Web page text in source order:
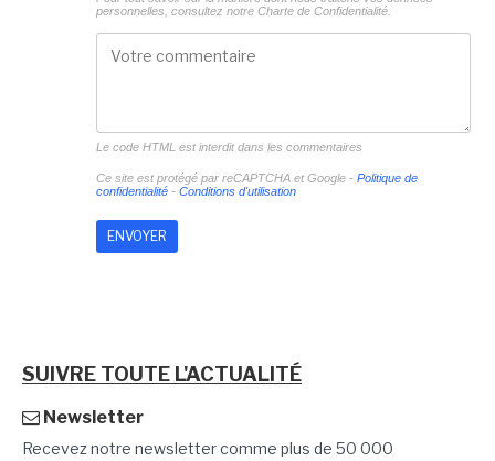
personnelles, consultez notre Charte de Confidentialité.
Le code HTML est interdit dans les commentaires
Ce site est protégé par reCAPTCHA et Google - Politique de
confidentialité- Conditions d'utilisation
SUIVRE TOUTE L'ACTUALITÉ
Newsletter
Recevez notre newsletter comme plus de 50 000